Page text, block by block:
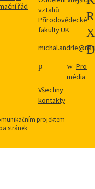
řád
vztahů
Přírodovědecké
fakulty UK
Všechny
kontakty
Pro
média
projektem
stránek